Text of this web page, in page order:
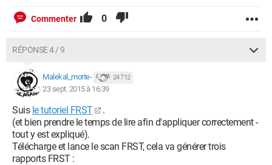
Commenter 0
RÉPONSE 4 / 9
Malekal_morte- 24 712
23 sept. 2015 à 16:39
Suis le tutoriel FRST
.
(et bien prendre le temps de lire afin d'appliquer correctement -
tout y est expliqué).
Télécharge et lance le scan FRST, cela va générer trois
rapports FRST :